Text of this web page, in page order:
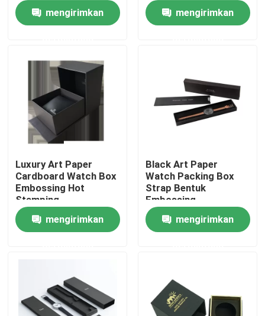
Produk
Tentang kita
Wisata pabrik
Kontrol kualitas
Hubungi kami
Quote request suatu
Kotak Kemasan Vape
mengirimkan
mengirimkan
Luxury Art Paper
Cardboard Watch Box
Embossing Hot
Stamping
mengirimkan
Black Art Paper
Watch Packing Box
Strap Bentuk
Embossing
mengirimkan